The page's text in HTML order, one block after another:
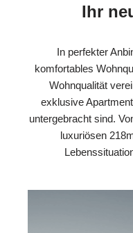
Ihr
In perfekter
komfortables
Wohnqualität
exklusive
untergebracht sind.
luxuriösen